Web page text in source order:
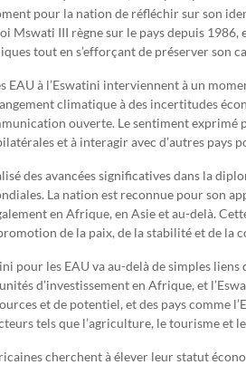
pour la nation de réfléchir sur son
Mswati III règne sur le pays depuis
tout en s’efforçant de préserver son
EAU à l’Eswatini interviennent à un
climatique à des incertitudes
ouverte. Le sentiment exprimé
et à interagir avec d’autres pays
des avancées significatives dans la
La nation est reconnue pour son
en Afrique, en Asie et au-delà.
de la paix, de la stabilité et de la
pour les EAU va au-delà de simples
d’investissement en Afrique, et
et de potentiel, et des pays comme
tels que l’agriculture, le tourisme et
cherchent à élever leur statut